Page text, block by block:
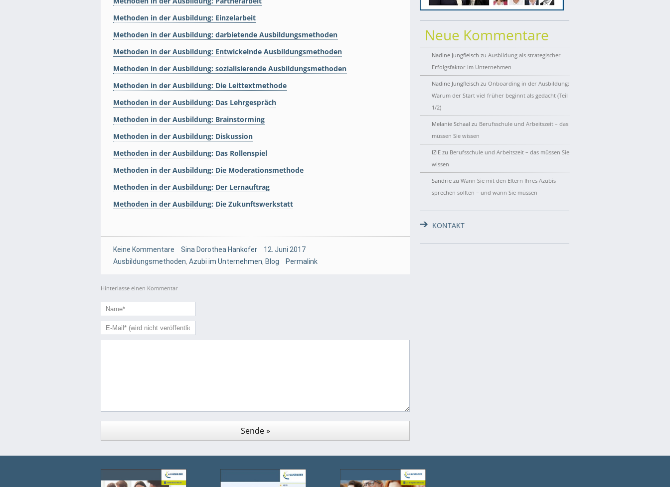
Methoden in der Ausbildung: Einzelarbeit
Methoden in der Ausbildung: darbietende Ausbildungsmethoden
Methoden in der Ausbildung: Entwickelnde Ausbildungsmethoden
Methoden in der Ausbildung: sozialisierende Ausbildungsmethoden
Methoden in der Ausbildung: Die Leittextmethode
Methoden in der Ausbildung: Das Lehrgespräch
Methoden in der Ausbildung: Brainstorming
Methoden in der Ausbildung: Diskussion
Methoden in der Ausbildung: Das Rollenspiel
Methoden in der Ausbildung: Die Moderationsmethode
Methoden in der Ausbildung: Der Lernauftrag
Methoden in der Ausbildung: Die Zukunftswerkstatt
Keine Kommentare Sina Dorothea Hankofer
12. Juni 2017
Ausbildungsmethoden, Azubi im Unternehmen, Blog Permalink
Hinterlasse einen Kommentar
Neue Kommentare
Nadine Jungfleisch zu Ausbildung als strategischer
Erfolgsfaktor im Unternehmen
Nadine Jungfleisch zu Onboarding in der Ausbildung:
Warum der Start viel früher beginnt als gedacht (Teil
1/2)
Melanie Schaal zu Berufsschule und Arbeitszeit – das
müssen Sie wissen
IZIE zu Berufsschule und Arbeitszeit – das müssen Sie
wissen
Sandrie zu Wann Sie mit den Eltern Ihres Azubis
sprechen sollten – und wann Sie müssen
KONTAKT